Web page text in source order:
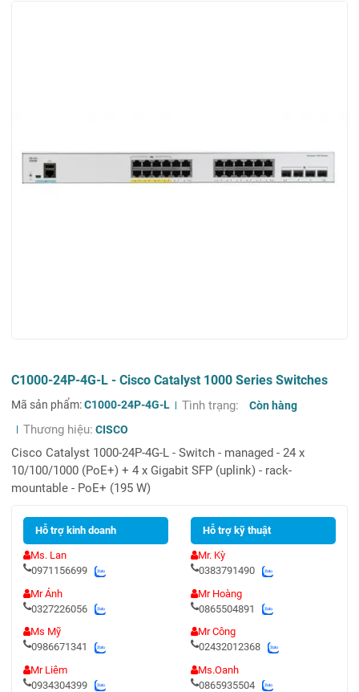
C1000-24P-4G-L - Cisco Catalyst 1000 Series Switches
Mã sản phẩm:C1000-24P-4G-L Tình trạng: Còn hàng
Thương hiệu: CISCO
Cisco Catalyst 1000-24P-4G-L - Switch - managed - 24 x
10/100/1000 (PoE+) + 4 x Gigabit SFP (uplink) - rack-
mountable - PoE+ (195 W)
Hỗ trợ kinh doanh
Ms. Lan
0971156699
Mr Ánh
0327226056
Ms Mỹ
0986671341
Mr Liêm
0934304399
Hỗ trợ kỹ thuật
Mr. Kỳ
0383791490
Mr Hoàng
0865504891
Mr Công
02432012368
Ms.Oanh
0865935504